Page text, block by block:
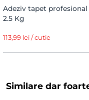
Adeziv tapet
2.5 Kg
113,99 lei / cutie
Similare dar